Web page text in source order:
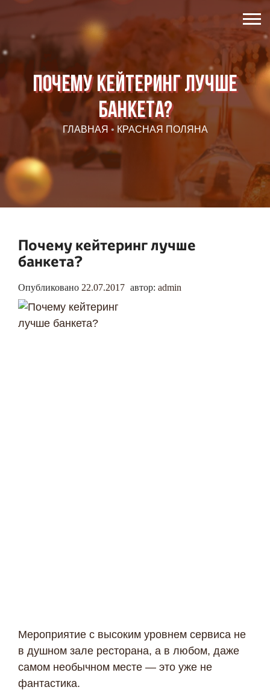
Почему кейтеринг лучше
банкета?
ГЛАВНАЯ • КРАСНАЯ ПОЛЯНА
Почему кейтеринг лучше
банкета?
Опубликовано 22.07.2017 автор: admin
Мероприятие с высоким уровнем сервиса не
в душном зале ресторана, а в любом, даже
самом необычном месте — это уже не
фантастика.